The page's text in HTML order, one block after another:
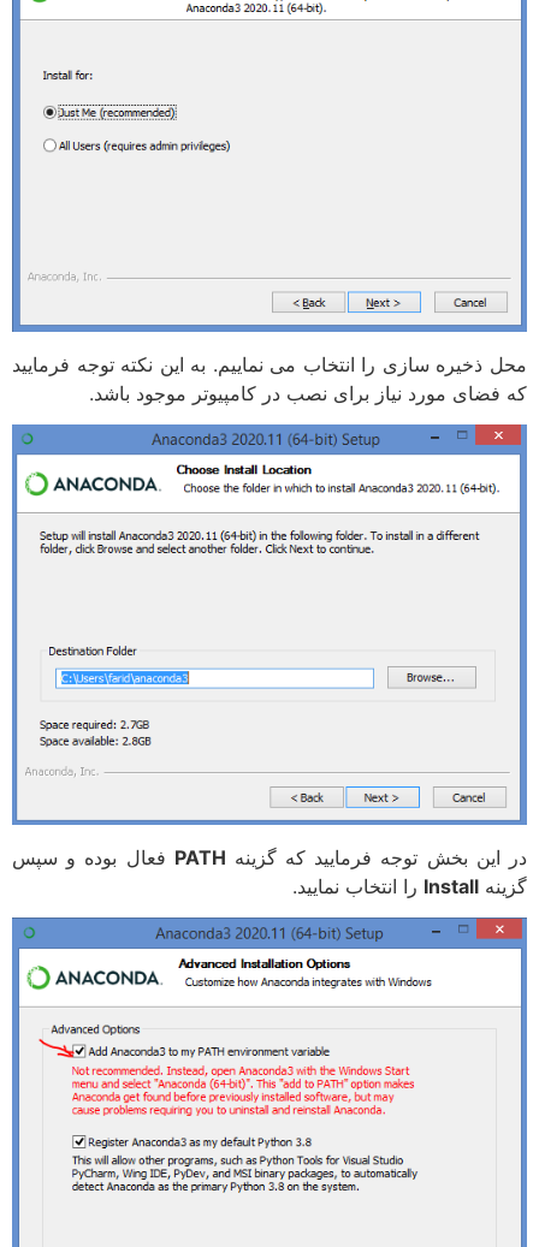
محل ذخیره سازی را انتخاب می نماییم. به این نکته توجه فرمایید
که فضای مورد نیاز برای نصب در کامپیوتر موجود باشد.
در این بخش توجه فرمایید که گزینه PATH فعال بوده و سپس
گزینه Install را انتخاب نمایید.